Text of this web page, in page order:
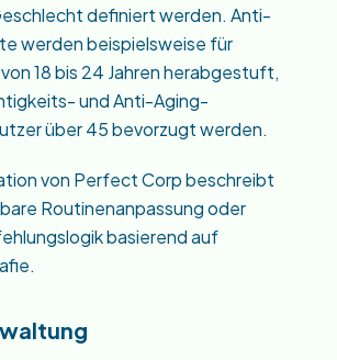
definiert werden. Anti-
werden beispielsweise für
18 bis 24 Jahren herabgestuft,
und Anti-Aging-
über 45 bevorzugt werden.
von Perfect Corp beschreibt
Routinenanpassung oder
basierend auf